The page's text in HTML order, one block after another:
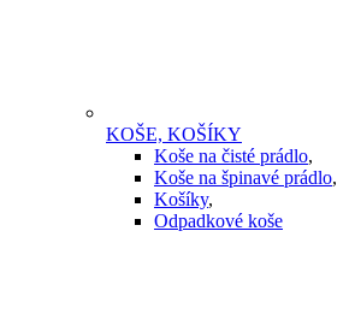
KOŠE, KOŠÍKY
Koše na čisté prádlo,
Koše na špinavé prádlo,
Košíky,
Odpadkové koše